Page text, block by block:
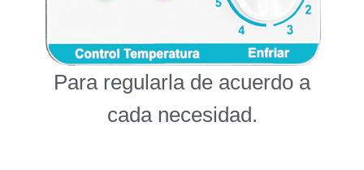
Para regularla de acuerdo a
cada necesidad.